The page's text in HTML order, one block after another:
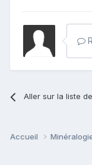
Aller sur la liste
Accueil